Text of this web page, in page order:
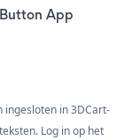
App
ingesloten in 3DCart-
Log in op het